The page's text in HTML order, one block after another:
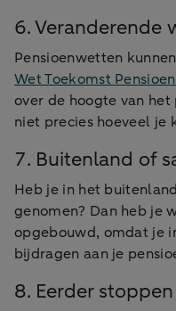
6. Veranderende
Pensioenwetten
Wet Toekomst
over de hoogte van het
niet precies hoeveel je
7. Buitenland of
Heb je in het
genomen? Dan heb je
opgebouwd, omdat je
bijdragen aan je
8. Eerder